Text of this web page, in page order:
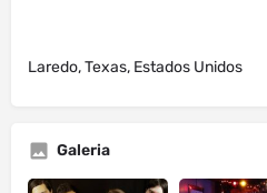
Laredo, Texas, Estados Unidos
Galeria